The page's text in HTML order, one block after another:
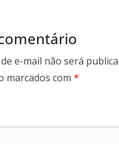
e-mail não será
marcados com *